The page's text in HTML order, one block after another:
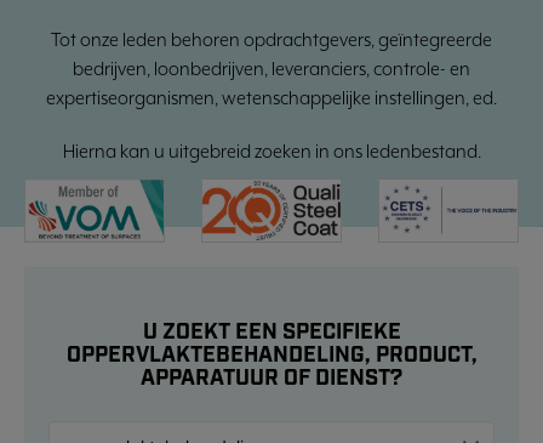
Tot onze leden behoren opdrachtgevers, geïntegreerde
bedrijven, loonbedrijven, leveranciers, controle- en
expertiseorganismen, wetenschappelijke instellingen, ed.
Hierna kan u uitgebreid zoeken in ons ledenbestand.
U ZOEKT EEN SPECIFIEKE
OPPERVLAKTEBEHANDELING, PRODUCT,
APPARATUUR OF DIENST?